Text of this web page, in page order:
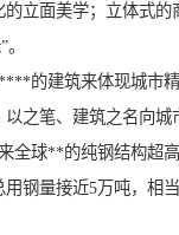
的立面美学；立体式的
的建筑来体现城市
以之笔、建筑之名向城
全球**的纯钢结构超
钢量接近5万吨，相